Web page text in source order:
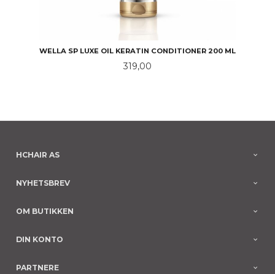
WELLA SP LUXE OIL KERATIN CONDITIONER 200 ML
Pris
319,00
HCHAIR AS
NYHETSBREV
OM BUTIKKEN
DIN KONTO
PARTNERE